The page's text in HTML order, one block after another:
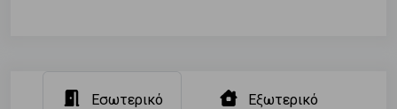
Εσωτερικό Εξωτερικό